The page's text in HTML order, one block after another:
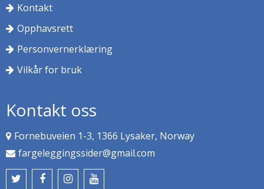
Kontakt
Opphavsrett
Personvernerklæring
Vilkår for bruk
Kontakt oss
Fornebuveien 1-3, 1366 Lysaker, Norway
fargeleggingssider@gmail.com